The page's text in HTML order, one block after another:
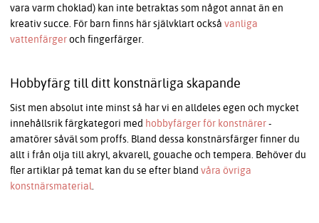
vara varm choklad) kan inte betraktas som något annat än en
kreativ succe. För barn finns här självklart också vanliga
vattenfärgeroch fingerfärger.
Hobbyfärg till ditt konstnärliga skapande
Sist men absolut inte minst så har vi en alldeles egen och mycket
innehållsrik färgkategori med hobbyfärger för konstnärer-
amatörer såväl som proffs. Bland dessa konstnärsfärger finner du
allt i från olja till akryl, akvarell, gouache och tempera. Behöver du
fler artiklar på temat kan du se efter bland våra övriga
konstnärsmaterial.